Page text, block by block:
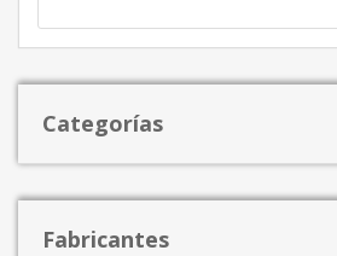
Categorías
Fabricantes